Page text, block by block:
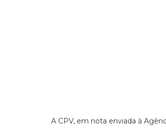
A CPV, em nota enviada à